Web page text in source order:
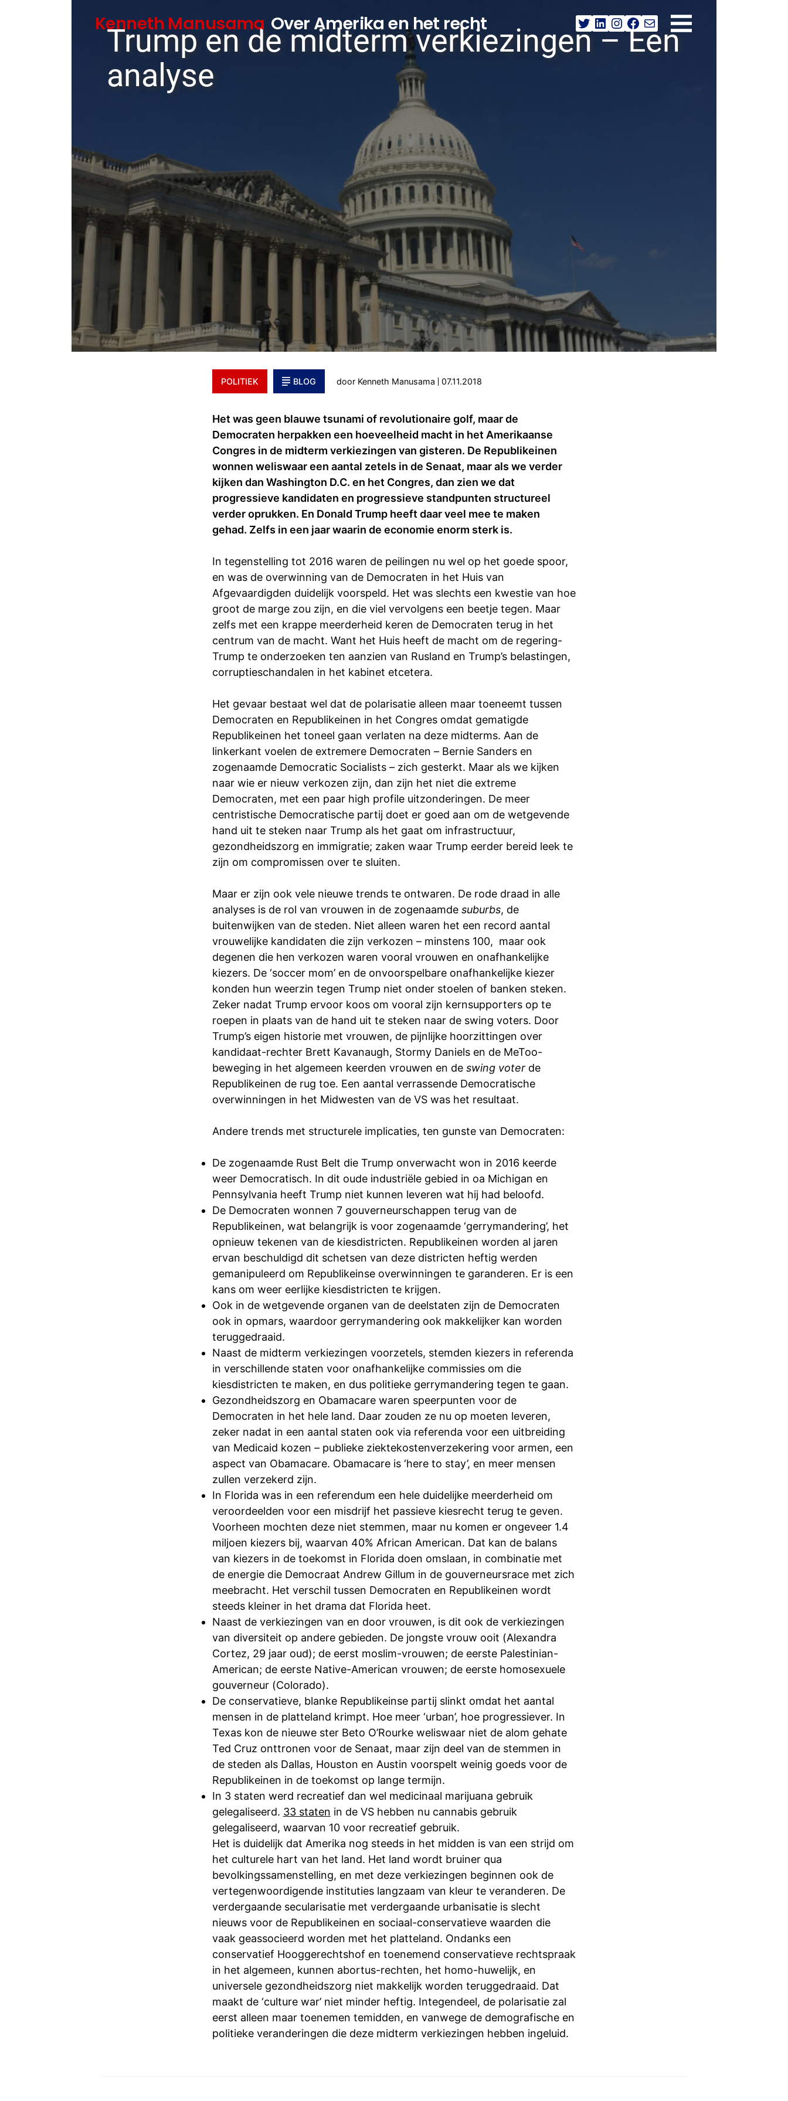
direct
content
Kenneth Manusama Over Amerika en het recht Twitter
LinkedIn
Instagram
Facebook
E-mail
Trump en de midterm verkiezingen – Een
analyse
POLITIEK BLOG door Kenneth Manusama 07.11.2018
Het was geen blauwe tsunami of revolutionaire golf, maar de
Democraten herpakken een hoeveelheid macht in het Amerikaanse
Congres in de midterm verkiezingen van gisteren. De Republikeinen
wonnen weliswaar een aantal zetels in de Senaat, maar als we verder
kijken dan Washington D.C. en het Congres, dan zien we dat
progressieve kandidaten en progressieve standpunten structureel
verder oprukken. En Donald Trump heeft daar veel mee te maken
gehad. Zelfs in een jaar waarin de economie enorm sterk is.
In tegenstelling tot 2016 waren de peilingen nu wel op het goede spoor,
en was de overwinning van de Democraten in het Huis van
Afgevaardigden duidelijk voorspeld. Het was slechts een kwestie van hoe
groot de marge zou zijn, en die viel vervolgens een beetje tegen. Maar
zelfs met een krappe meerderheid keren de Democraten terug in het
centrum van de macht. Want het Huis heeft de macht om de regering-
Trump te onderzoeken ten aanzien van Rusland en Trump’s belastingen,
corruptieschandalen in het kabinet etcetera.
Het gevaar bestaat wel dat de polarisatie alleen maar toeneemt tussen
Democraten en Republikeinen in het Congres omdat gematigde
Republikeinen het toneel gaan verlaten na deze midterms. Aan de
linkerkant voelen de extremere Democraten – Bernie Sanders en
zogenaamde Democratic Socialists – zich gesterkt. Maar als we kijken
naar wie er nieuw verkozen zijn, dan zijn het niet die extreme
Democraten, met een paar high profile uitzonderingen. De meer
centristische Democratische partij doet er goed aan om de wetgevende
hand uit te steken naar Trump als het gaat om infrastructuur,
gezondheidszorg en immigratie; zaken waar Trump eerder bereid leek te
zijn om compromissen over te sluiten.
Maar er zijn ook vele nieuwe trends te ontwaren. De rode draad in alle
analyses is de rol van vrouwen in de zogenaamde suburbs, de
buitenwijken van de steden. Niet alleen waren het een record aantal
vrouwelijke kandidaten die zijn verkozen – minstens 100, maar ook
degenen die hen verkozen waren vooral vrouwen en onafhankelijke
kiezers. De ‘soccer mom’ en de onvoorspelbare onafhankelijke kiezer
konden hun weerzin tegen Trump niet onder stoelen of banken steken.
Zeker nadat Trump ervoor koos om vooral zijn kernsupporters op te
roepen in plaats van de hand uit te steken naar de swing voters. Door
Trump’s eigen historie met vrouwen, de pijnlijke hoorzittingen over
kandidaat-rechter Brett Kavanaugh, Stormy Daniels en de MeToo-
beweging in het algemeen keerden vrouwen en de swing voterde
Republikeinen de rug toe. Een aantal verrassende Democratische
overwinningen in het Midwesten van de VS was het resultaat.
Andere trends met structurele implicaties, ten gunste van Democraten:
De zogenaamde Rust Belt die Trump onverwacht won in 2016 keerde
weer Democratisch. In dit oude industriële gebied in oa Michigan en
Pennsylvania heeft Trump niet kunnen leveren wat hij had beloofd.
De Democraten wonnen 7 gouverneurschappen terug van de
Republikeinen, wat belangrijk is voor zogenaamde ‘gerrymandering’, het
opnieuw tekenen van de kiesdistricten. Republikeinen worden al jaren
ervan beschuldigd dit schetsen van deze districten heftig werden
gemanipuleerd om Republikeinse overwinningen te garanderen. Er is een
kans om weer eerlijke kiesdistricten te krijgen.
Ook in de wetgevende organen van de deelstaten zijn de Democraten
ook in opmars, waardoor gerrymandering ook makkelijker kan worden
teruggedraaid.
Naast de midterm verkiezingen voorzetels, stemden kiezers in referenda
in verschillende staten voor onafhankelijke commissies om die
kiesdistricten te maken, en dus politieke gerrymandering tegen te gaan.
Gezondheidszorg en Obamacare waren speerpunten voor de
Democraten in het hele land. Daar zouden ze nu op moeten leveren,
zeker nadat in een aantal staten ook via referenda voor een uitbreiding
van Medicaid kozen – publieke ziektekostenverzekering voor armen, een
aspect van Obamacare. Obamacare is ‘here to stay’, en meer mensen
zullen verzekerd zijn.
In Florida was in een referendum een hele duidelijke meerderheid om
veroordeelden voor een misdrijf het passieve kiesrecht terug te geven.
Voorheen mochten deze niet stemmen, maar nu komen er ongeveer 1.4
miljoen kiezers bij, waarvan 40% African American. Dat kan de balans
van kiezers in de toekomst in Florida doen omslaan, in combinatie met
de energie die Democraat Andrew Gillum in de gouverneursrace met zich
meebracht. Het verschil tussen Democraten en Republikeinen wordt
steeds kleiner in het drama dat Florida heet.
Naast de verkiezingen van en door vrouwen, is dit ook de verkiezingen
van diversiteit op andere gebieden. De jongste vrouw ooit (Alexandra
Cortez, 29 jaar oud); de eerst moslim-vrouwen; de eerste Palestinian-
American; de eerste Native-American vrouwen; de eerste homosexuele
gouverneur (Colorado).
De conservatieve, blanke Republikeinse partij slinkt omdat het aantal
mensen in de platteland krimpt. Hoe meer ‘urban’, hoe progressiever. In
Texas kon de nieuwe ster Beto O’Rourke weliswaar niet de alom gehate
Ted Cruz onttronen voor de Senaat, maar zijn deel van de stemmen in
de steden als Dallas, Houston en Austin voorspelt weinig goeds voor de
Republikeinen in de toekomst op lange termijn.
In 3 staten werd recreatief dan wel medicinaal marijuana gebruik
gelegaliseerd. 33 staten in de VS hebben nu cannabis gebruik
gelegaliseerd, waarvan 10 voor recreatief gebruik.
Het is duidelijk dat Amerika nog steeds in het midden is van een strijd om
het culturele hart van het land. Het land wordt bruiner qua
bevolkingssamenstelling, en met deze verkiezingen beginnen ook de
vertegenwoordigende instituties langzaam van kleur te veranderen. De
verdergaande secularisatie met verdergaande urbanisatie is slecht
nieuws voor de Republikeinen en sociaal-conservatieve waarden die
vaak geassocieerd worden met het platteland. Ondanks een
conservatief Hooggerechtshof en toenemend conservatieve rechtspraak
in het algemeen, kunnen abortus-rechten, het homo-huwelijk, en
universele gezondheidszorg niet makkelijk worden teruggedraaid. Dat
maakt de ‘culture war’ niet minder heftig. Integendeel, de polarisatie zal
eerst alleen maar toenemen temidden, en vanwege de demografische en
politieke veranderingen die deze midterm verkiezingen hebben ingeluid.